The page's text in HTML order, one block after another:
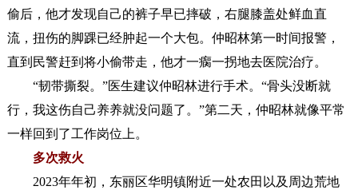
偷后，他才发现自己的裤子早已摔破，右腿膝盖处鲜血直
流，扭伤的脚踝已经肿起一个大包。仲昭林第一时间报警，
直到民警赶到将小偷带走，他才一瘸一拐地去医院治疗。
“韧带撕裂。”医生建议仲昭林进行手术。“骨头没断就
行，我这伤自己养养就没问题了。”第二天，仲昭林就像平常
一样回到了工作岗位上。
多次救火
2023年年初，东丽区华明镇附近一处农田以及周边荒地